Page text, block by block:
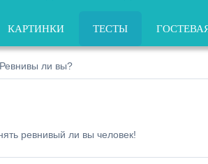
КАРТИНКИ ТЕСТЫ
ли вы?
ревнивый ли вы человек!